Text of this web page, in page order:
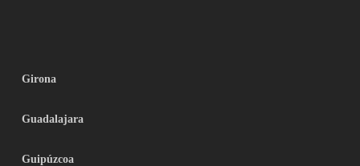
Girona
Guadalajara
Guipúzcoa